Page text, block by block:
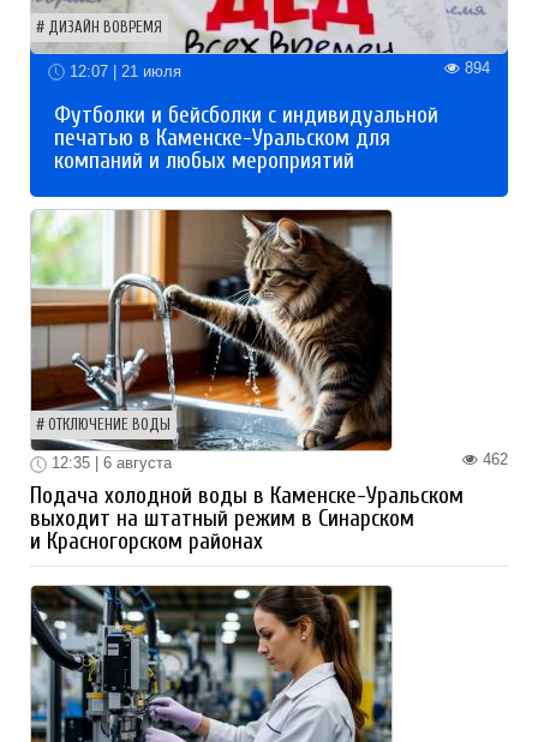
ДИЗАЙН ВОВРЕМЯ
12:07 | 21 июля 894
Футболки и бейсболки с индивидуальной
печатью в Каменске-Уральском для
компаний и любых мероприятий
ОТКЛЮЧЕНИЕ ВОДЫ
462
12:35 | 6 августа
Подача холодной воды в Каменске-Уральском
выходит на штатный режим в Синарском
и Красногорском районах